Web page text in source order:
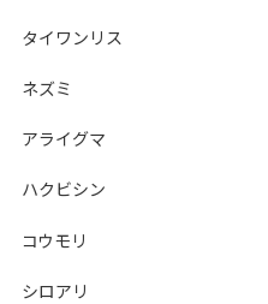
タイワンリス
ネズミ
アライグマ
ハクビシン
コウモリ
シロアリ